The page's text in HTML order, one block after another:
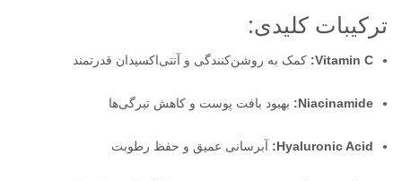
ترکیبات کلیدی:
Vitamin C: کمک به روشن‌کنندگی و آنتی‌اکسیدان قدرتمند
Niacinamide: بهبود بافت پوست و کاهش تیرگی‌ها
Hyaluronic Acid: آبرسانی عمیق و حفظ رطوبت